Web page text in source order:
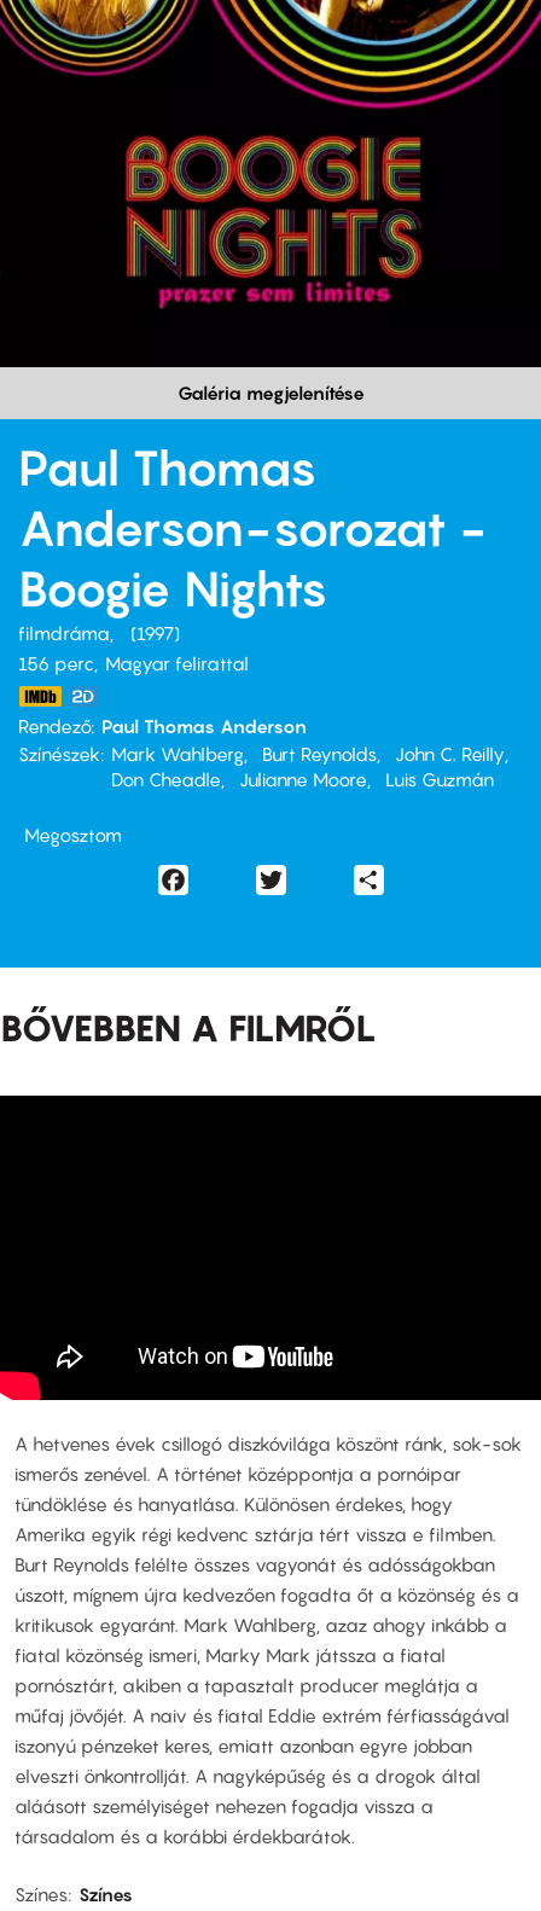
Galéria megjelenítése
Paul Thomas
Anderson-sorozat -
Boogie Nights
filmdráma
1997
156 perc,
Magyar felirattal
Rendező Paul Thomas Anderson
Színészek
Mark Wahlberg Burt Reynolds
John C. Reilly
Don Cheadle
Julianne Moore Luis Guzmán
Megosztom
Facebook
BŐVEBBEN A FILMRŐL
A hetvenes évek csillogó diszkóvilága köszönt ránk, sok-sok
ismerős zenével. A történet középpontja a pornóipar
tündöklése és hanyatlása. Különösen érdekes, hogy
Amerika egyik régi kedvenc sztárja tért vissza e filmben.
Burt Reynolds felélte összes vagyonát és adósságokban
úszott, mígnem újra kedvezően fogadta őt a közönség és a
kritikusok egyaránt. Mark Wahlberg, azaz ahogy inkább a
fiatal közönség ismeri, Marky Mark játssza a fiatal
pornósztárt, akiben a tapasztalt producer meglátja a
műfaj jövőjét. A naiv és fiatal Eddie extrém férfiasságával
iszonyú pénzeket keres, emiatt azonban egyre jobban
elveszti önkontrollját. A nagyképűség és a drogok által
aláásott személyiséget nehezen fogadja vissza a
társadalom és a korábbi érdekbarátok.
Színes Színes